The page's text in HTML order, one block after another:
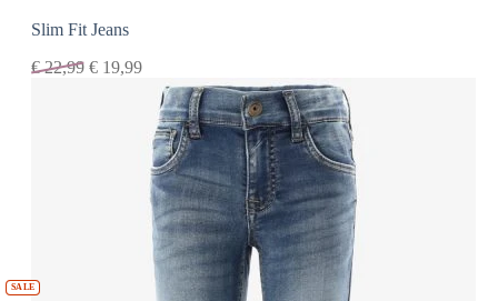
SALE
SALE
Slim Fit Jeans
€22,99 € 19,99